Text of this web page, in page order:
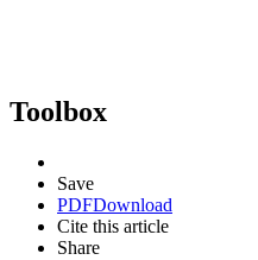
Toolbox
Save
PDFDownload
Cite this article
Share